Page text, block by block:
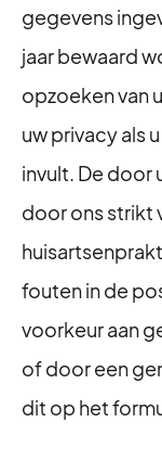
gegevens
jaar bewaard
opzoeken van
uw privacy als
invult. De door
door ons strikt
fouten in de
voorkeur aan
of door een
dit op het